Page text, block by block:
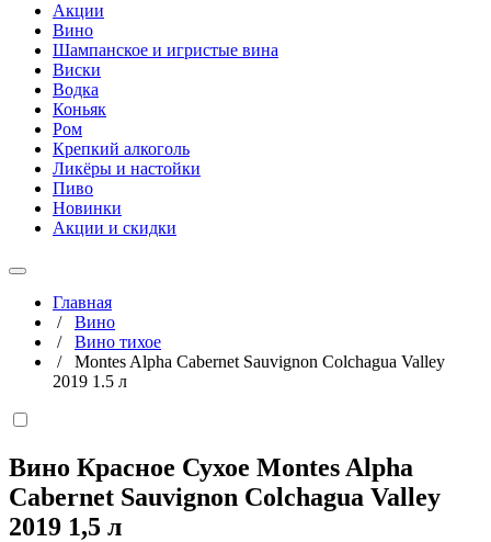
Акции
Вино
Шампанское и игристые вина
Виски
Водка
Коньяк
Ром
Крепкий алкоголь
Ликёры и настойки
Пиво
Новинки
Акции и скидки
Главная
/ Вино
/ Вино тихое
/ Montes Alpha Cabernet Sauvignon Colchagua Valley
2019 1.5 л
Вино Красное Сухое Montes Alpha
Cabernet Sauvignon Colchagua Valley
2019 1,5 л